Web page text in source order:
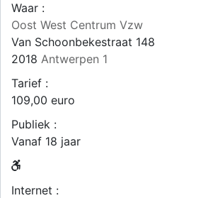
Waar :
Oost West Centrum Vzw
Van Schoonbekestraat 148
2018 Antwerpen 1
Tarief :
109,00 euro
Publiek :
Vanaf 18 jaar
Internet :